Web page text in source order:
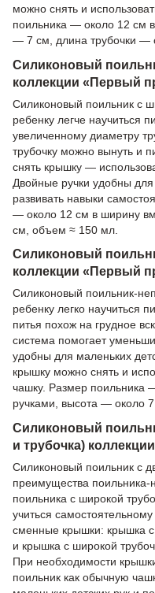
можно снять и
поильника — около 12 см
— 7 см, длина трубочки —
Силиконовый
коллекции «Первый
Силиконовый поильник с
ребенку легче научиться
увеличенному диаметру
трубочку можно вынуть и
снять крышку —
Двойные ручки удобны
развивать навыки
— около 12 см в ширину
см, объем ≈ 150 мл.
Силиконовый
коллекции «Первый
Силиконовый поильник-
ребенку легко научиться
питья похож на грудное
система помогает
удобны для маленьких
крышку можно снять и
чашку. Размер поильника
ручками, высота — около
Силиконовый
и трубочка)
Силиконовый поильник с
преимущества поильника-
поильника с широкой
учиться
сменные крышки: крышка
и крышка с широкой
При необходимости
поильник как обычную